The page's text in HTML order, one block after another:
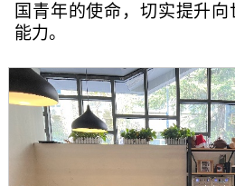
国青年的使命，切实提升
能力。